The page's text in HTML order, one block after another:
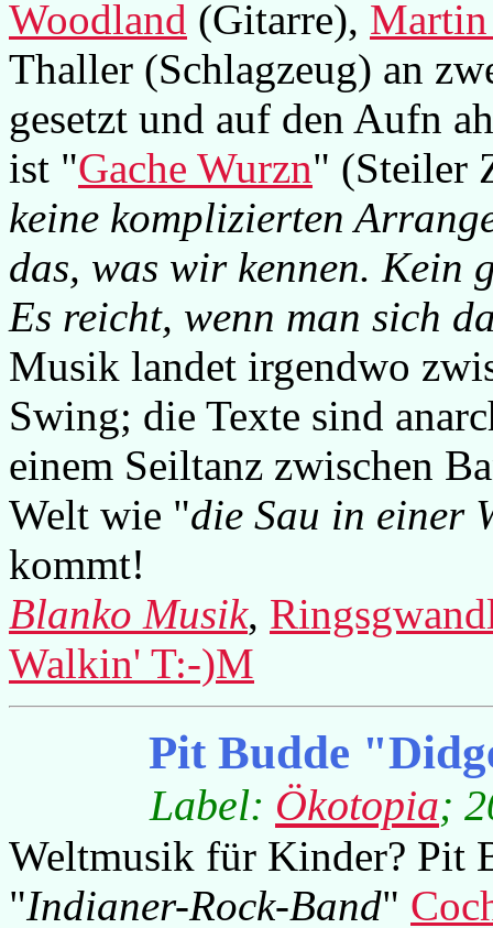
Woodland (Gitarre), Martin
Thaller (Schlagzeug) an
gesetzt und auf den Aufn
ist "Gache Wurzn" (Steiler
keine komplizierten
das, was wir kennen. Kein
Es reicht, wenn man sich
Musik landet irgendwo
Swing; die Texte sind
einem Seiltanz zwischen
Welt wie "die Sau in einer
kommt!
Blanko Musik,
Walkin' T:-)M
Pit Budde
Label: Ökotopia;
Weltmusik für Kinder? Pit
"Indianer-Rock-Band"